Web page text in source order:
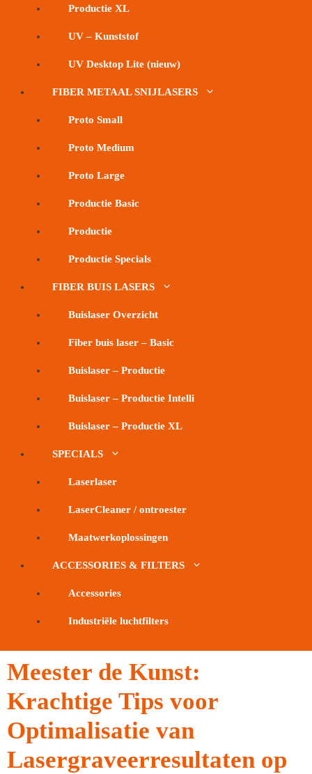
Productie XL
UV – Kunststof
UV Desktop Lite (nieuw)
FIBER METAAL SNIJLASERS
Proto Small
Proto Medium
Proto Large
Productie Basic
Productie
Productie Specials
FIBER BUIS LASERS
Buislaser Overzicht
Fiber buis laser – Basic
Buislaser – Productie
Buislaser – Productie Intelli
Buislaser – Productie XL
SPECIALS
Laserlaser
LaserCleaner / ontroester
Maatwerkoplossingen
ACCESSORIES & FILTERS
Accessories
Industriële luchtfilters
Meester de Kunst:
Krachtige Tips voor
Optimalisatie van
Lasergraveerresultaten op